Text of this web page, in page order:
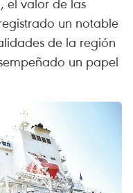
un notable
de la región
un papel